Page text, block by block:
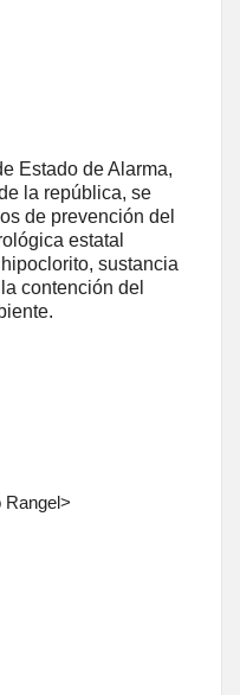
Estado de Alarma,
la república, se
de prevención del
estatal
sustancia
contención del
Rangel>